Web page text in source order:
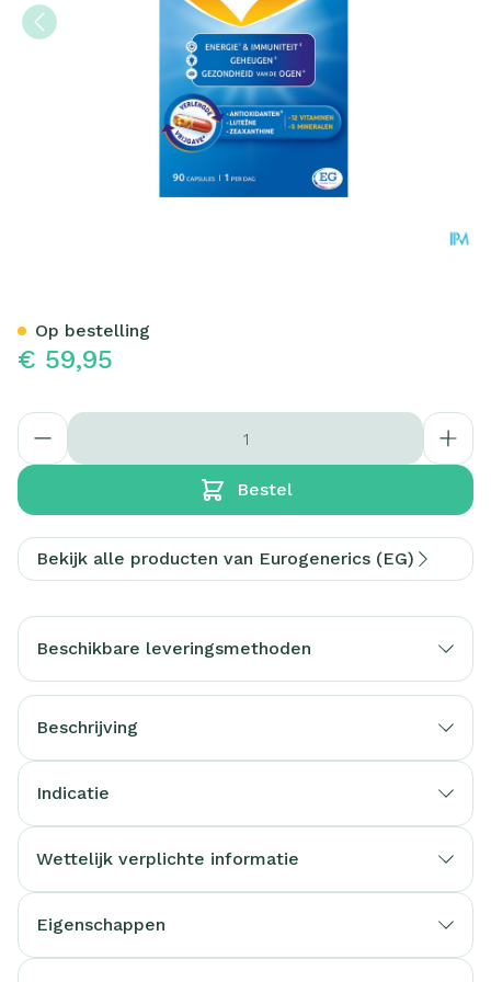
€ 59,95
Aantal
Bestel
Op bestelling
Bekijk alle producten van Eurogenerics (EG)
Beschikbare leveringsmethoden
Beschrijving
Indicatie
Wettelijk verplichte informatie
Eigenschappen